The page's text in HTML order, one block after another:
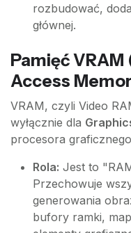
rozbudować,
głównej.
Pamięć
Access
VRAM, czyli Video
wyłącznie dla
procesora
Rola: Jest to
Przechowuje
generowania
bufory ramki,